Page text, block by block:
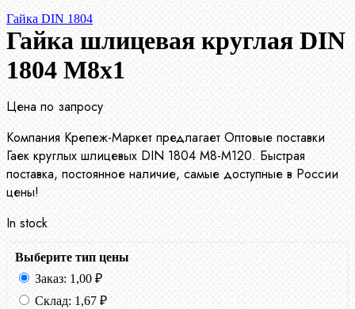
Гайка DIN 1804
Гайка шлицевая круглая DIN
1804 М8х1
Цена по запросу
Компания Крепеж-Маркет предлагает Оптовые поставки
Гаек круглых шлицевых DIN 1804 М8-М120. Быстрая
поставка, постоянное наличие, самые доступные в России
цены!
In stock
Выберите тип цены
Заказ: 1,00 ₽
Склад: 1,67 ₽